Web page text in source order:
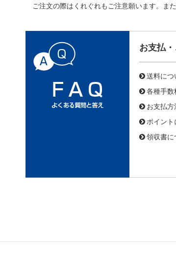
ご注文の際はくれぐれもご注意願います。ま
お支払
送料につ
各種手数
お支払方
ポイント
領収書に